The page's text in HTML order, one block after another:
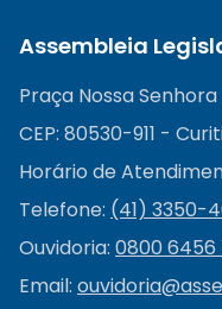
Assembleia
Praça Nossa
CEP: 80530-911 -
Horário de
Telefone: (41) 3350-
Ouvidoria: 0800 6456
Email: ouvidoria@